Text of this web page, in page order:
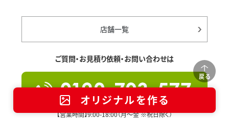
戻る
オリジナルを作る
店舗一覧
ご質問・お見積り依頼・お問い合わせは
【営業時間】9:00-18:00（月～金 ※祝日除く）